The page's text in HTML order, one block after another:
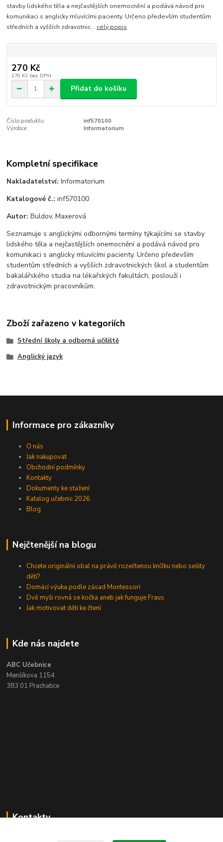
stavby lidského těla a nejčastějších onemocnění a podává návod pro
komunikaci s anglicky mluvícími pacienty. Určeno především studentům
středních a vyšších zdravotnic... celý popis
270 Kč
270 Kč bez DPH
Přidat do košíku
Číslo produktu:
inf570100
Výrobce:
Informatorium
Kompletní specifikace
Nakladatelství:Informatorium
Katalogové č.: inf570100
Autor: Buldov, Maxerová
Seznamuje s anglickými odbornými termíny týkajícími se stavby
lidského těla a nejčastějších onemocnění a podává návod pro
komunikaci s anglicky mluvícími pacienty. Určeno především
studentům středních a vyšších zdravotnických škol a studentům
bakalářského studia na lékařských fakultách, poslouží i
zdravotnickým pracovníkům.
Zboží zařazeno v kategoriích
Střední školy a odborná učiliště
Anglický jazyk
Informace pro zákazníky
O nás
Jak nakupovat
Obchodní podmínky
Kontakty
Dokumenty ke stažení
Katalog učebnic 2026
Blog
Nejčtenější na blogu
Chcete originální obal na právě rozečtenou knížku nebo sešity
dětí?
Domácí výuka podle zásad Montessori
Dvě myši rovná se kočka aneb jak funguje Fraus
Jak motivovat děti ke čtení
Kde nás najdete
ABC Učebnice
Menšíkova 1154
383 01 Prachatice
Kontakty